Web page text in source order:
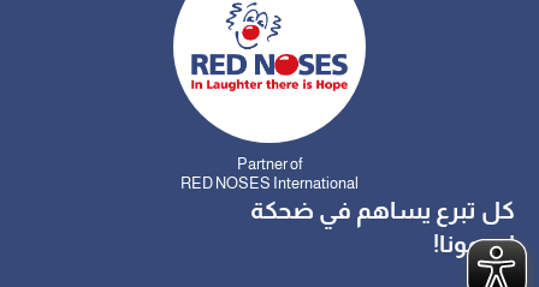
Partner of
RED NOSES International
كل تبرع يساهم في ضحكة
ادعمونا!